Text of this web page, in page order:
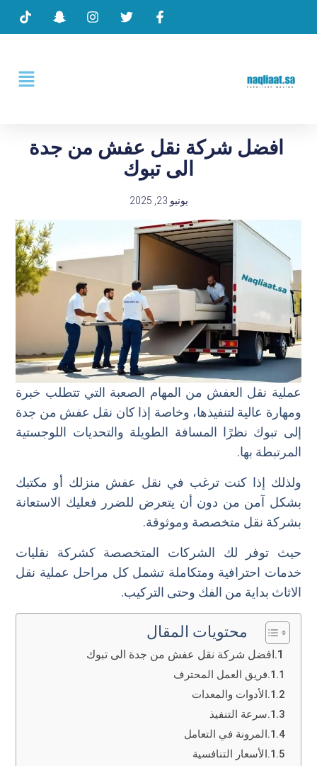
افضل شركة نقل عفش من جدة
الى تبوك
يونيو 23, 2025
عملية نقل العفش من المهام الصعبة التي تتطلب خبرة
ومهارة عالية لتنفيذها، وخاصة إذا كان نقل عفش من جدة
إلى تبوك نظرًا المسافة الطويلة والتحديات اللوجستية
المرتبطة بها.
ولذلك إذا كنت ترغب في نقل عفش منزلك أو مكتبك
بشكل آمن من دون أن يتعرض للضرر فعليك الاستعانة
بشركة نقل متخصصة وموثوقة.
حيث توفر لك الشركات المتخصصة كشركة نقليات
خدمات احترافية ومتكاملة تشمل كل مراحل عملية نقل
الاثاث بداية من الفك وحتى التركيب.
محتويات المقال
افضل شركة نقل عفش من جدة الى تبوك
فريق العمل المحترف
الأدوات والمعدات
سرعة التنفيذ
المرونة في التعامل
الأسعار التنافسية